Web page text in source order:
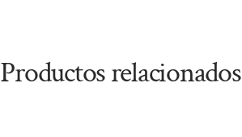
Productos relacionados